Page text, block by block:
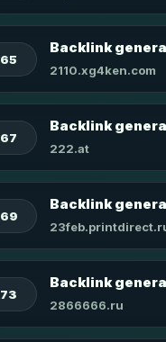
Backlink
2110.xg4ken.com
Backlink
222.at
Backlink
Backlink
2866666.ru